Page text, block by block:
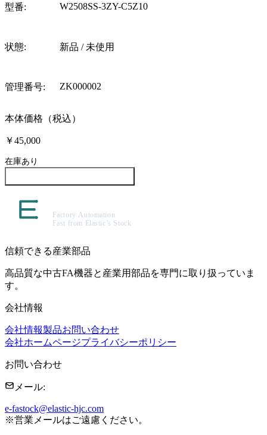
型番: W2508SS-3ZY-C5Z10
状態: 新品 / 未使用
管理番号: ZK000002
本体価格（税込）
￥45,000
在庫あり
信頼できる産業部品
高品質な中古FA機器と産業用部品を専門に取り扱っていま
す。
会社情報
会社情報製品お問い合わせ
会社ホームページプライバシーポリシー
お問い合わせ
メール:
e-fastock@elastic-hjc.com
※営業メールはご遠慮ください。